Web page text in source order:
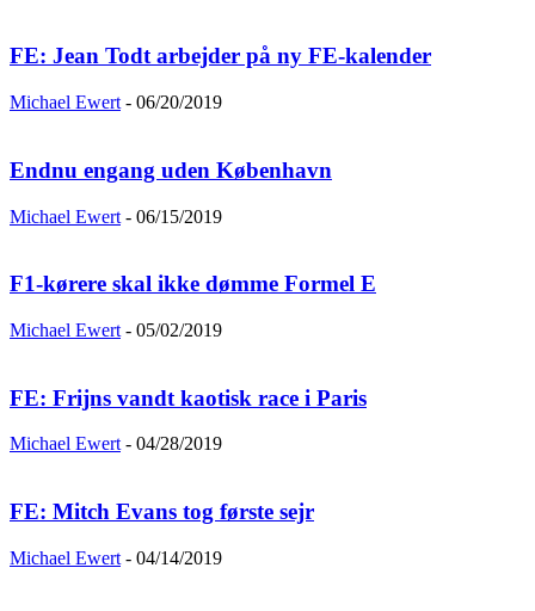
FE: Jean Todt arbejder på ny FE-kalender
Michael Ewert - 06/20/2019
Endnu engang uden København
Michael Ewert - 06/15/2019
F1-kørere skal ikke dømme Formel E
Michael Ewert - 05/02/2019
FE: Frijns vandt kaotisk race i Paris
Michael Ewert - 04/28/2019
FE: Mitch Evans tog første sejr
Michael Ewert - 04/14/2019